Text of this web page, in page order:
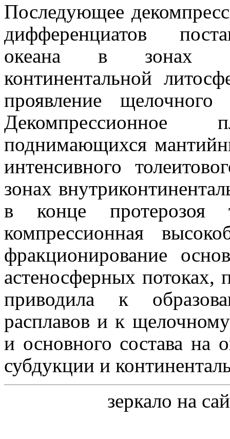
Последующее
дифференциатов
океана в зонах
континентальной
проявление
поднимающихся
интенсивного
зонах
в конце протерозоя
компрессионная
фракционирование
астеносферных
приводила к
расплавов и к
и основного состава на
субдукции и
зеркало на